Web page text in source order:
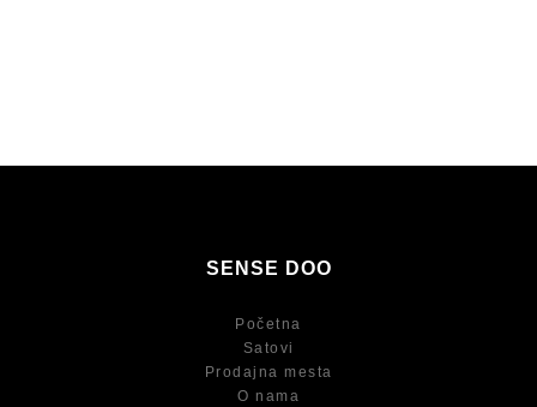
SENSE DOO
Početna
Satovi
Prodajna mesta
O nama